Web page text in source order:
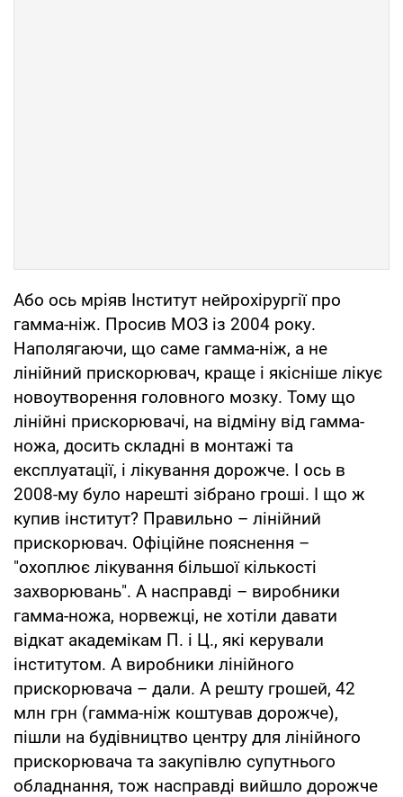
Або ось мріяв Інститут нейрохірургії про
гамма-ніж. Просив МОЗ із 2004 року.
Наполягаючи, що саме гамма-ніж, а не
лінійний прискорювач, краще і якісніше лікує
новоутворення головного мозку. Тому що
лінійні прискорювачі, на відміну від гамма-
ножа, досить складні в монтажі та
експлуатації, і лікування дорожче. І ось в
2008-му було нарешті зібрано гроші. І що ж
купив інститут? Правильно – лінійний
прискорювач. Офіційне пояснення –
"охоплює лікування більшої кількості
захворювань". А насправді – виробники
гамма-ножа, норвежці, не хотіли давати
відкат академікам П. і Ц., які керували
інститутом. А виробники лінійного
прискорювача – дали. А решту грошей, 42
млн грн (гамма-ніж коштував дорожче),
пішли на будівництво центру для лінійного
прискорювача та закупівлю супутнього
обладнання, тож насправді вийшло дорожче